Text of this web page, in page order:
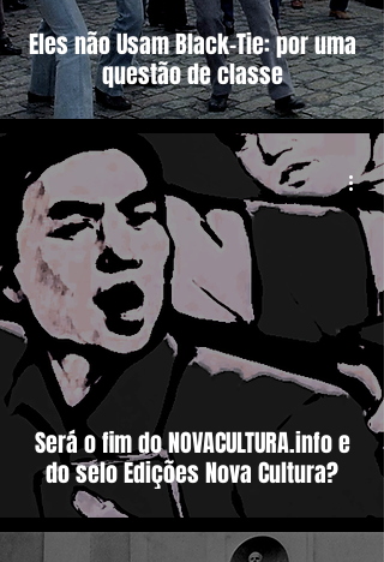
Eles não Usam Black-Tie: por uma
questão de classe
Será o fim do NOVACULTURA.info e
do selo Edições Nova Cultura?